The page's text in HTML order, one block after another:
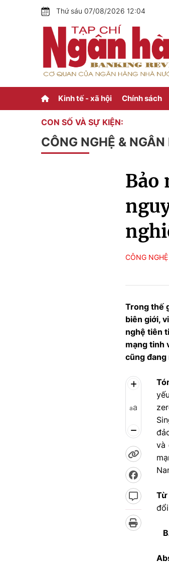
Thứ sáu 07/08/2026 12:04
Kinh tế - xã hội Chính sách
CON SỐ VÀ SỰ KIỆN:
CÔNG NGHỆ &
Bảo
CÔNG
Trong thế
biên giới,
nghệ tiên
mạng tinh
cũng
aa
và
Từ